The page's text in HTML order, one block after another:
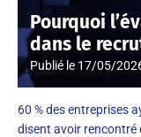
Pourquoi
dans le
Publié le 17/05/
60 % des entreprises
disent avoir rencontré